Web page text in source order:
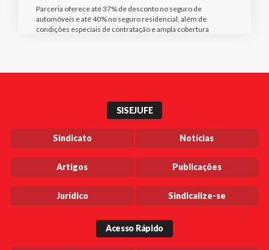
Parceria oferece até 37% de desconto no seguro de
automóveis e até 40% no seguro residencial, além de
condições especiais de contratação e ampla cobertura
SISEJUFE
Sindicato Notícias
Artigos Publicações
Jurídico Sindicalize-se
Acesso Rápido